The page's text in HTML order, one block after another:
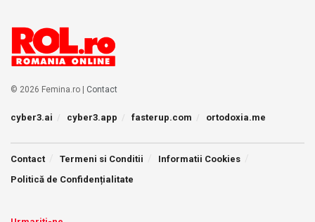
© 2026 Femina.ro | Contact
cyber3.ai cyber3.app fasterup.com ortodoxia.me
Contact Termeni si Conditii
Informatii Cookies
Politică de Confidențialitate